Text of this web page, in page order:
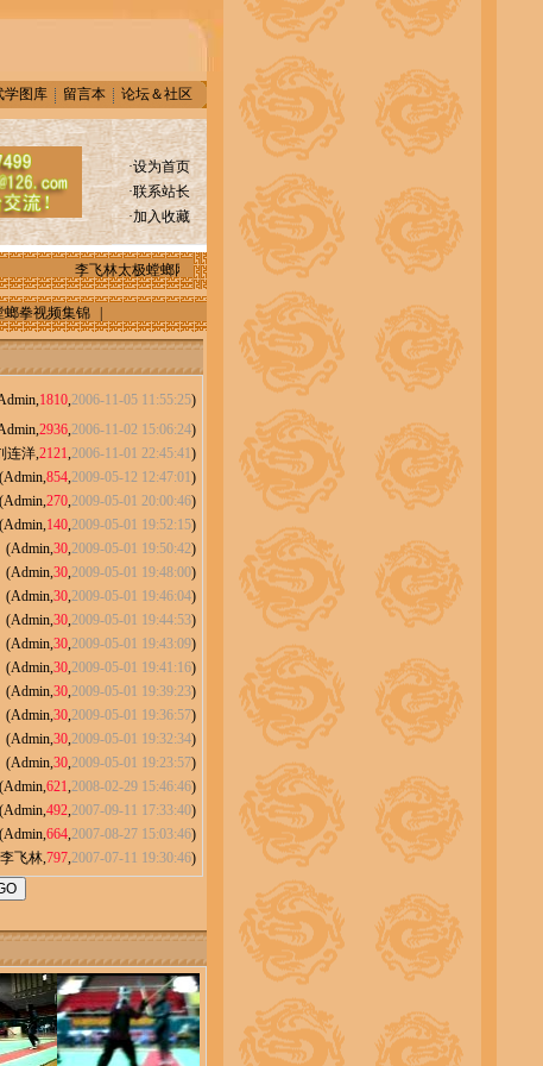
学图库 留言本 论坛＆社区
·设为首页
·联系站长
·加入收藏
李飞林太极螳螂网｜烟台螳螂拳在线 联系方式 [2006-11-02 12:58:29]
螂拳视频集锦
,1810,2006-11-05 11:55:25)
,2936,2006-11-02 15:06:24)
连洋,2121,2006-11-01 22:45:41)
(Admin,854,2009-05-12 12:47:01)
(Admin,270,2009-05-01 20:00:46)
(Admin,140,2009-05-01 19:52:15)
(Admin,30,2009-05-01 19:50:42)
(Admin,30,2009-05-01 19:48:00)
(Admin,30,2009-05-01 19:46:04)
(Admin,30,2009-05-01 19:44:53)
(Admin,30,2009-05-01 19:43:09)
(Admin,30,2009-05-01 19:41:16)
(Admin,30,2009-05-01 19:39:23)
(Admin,30,2009-05-01 19:36:57)
(Admin,30,2009-05-01 19:32:34)
(Admin,30,2009-05-01 19:23:57)
(Admin,621,2008-02-29 15:46:46)
(Admin,492,2007-09-11 17:33:40)
(Admin,664,2007-08-27 15:03:46)
李飞林,797,2007-07-11 19:30:46)